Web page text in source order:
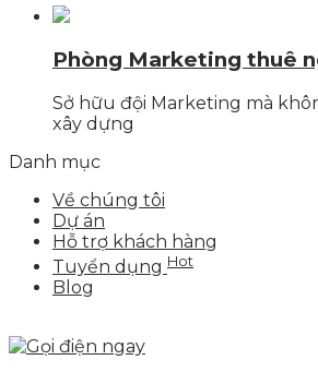
Phòng Marketing thuê
Sở hữu đội Marketing mà
xây dựng
Danh mục
Về chúng tôi
Dự án
Hỗ trợ khách hàng
Tuyển dụng Hot
Blog